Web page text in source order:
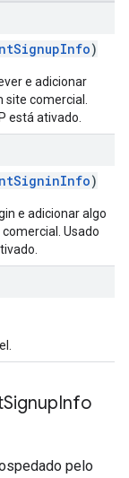
)
e adicionar
comercial.
está ativado.
)
e adicionar algo
Usado
SignupInfo
pelo